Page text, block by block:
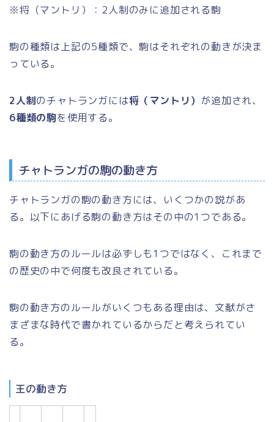
※将（マントリ）：2人制のみに追加される駒
駒の種類は上記の5種類で、駒はそれぞれの動きが決ま
っている。
2人制のチャトランガには将（マントリ） が追加され、
6種類の駒を使用する。
チャトランガの駒の動き方
チャトランガの駒の動き方には、いくつかの説があ
る。以下にあげる駒の動き方はその中の1つである。
駒の動き方のルールは必ずしも1つではなく、これまで
の歴史の中で何度も改良されている。
駒の動き方のルールがいくつもある理由は、文献がさ
まざまな時代で書かれているからだと考えられてい
る。
王の動き方